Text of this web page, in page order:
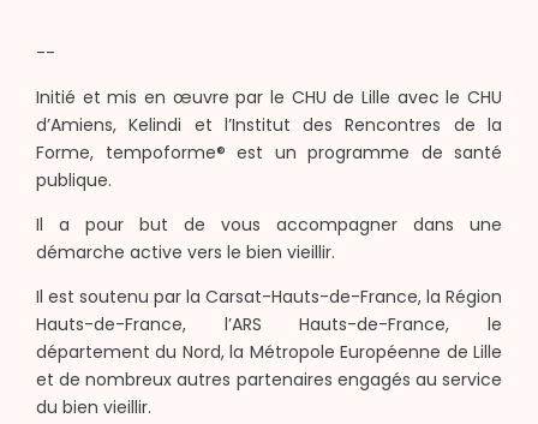
--
Initié et mis en œuvre par le CHU de Lille avec le CHU
d’Amiens, Kelindi et l’Institut des Rencontres de la
Forme, tempoforme® est un programme de santé
publique.
Il a pour but de vous accompagner dans une
démarche active vers le bien vieillir.
Il est soutenu par la Carsat-Hauts-de-France, la Région
Hauts-de-France, l’ARS Hauts-de-France, le
département du Nord, la Métropole Européenne de Lille
et de nombreux autres partenaires engagés au service
du bien vieillir.